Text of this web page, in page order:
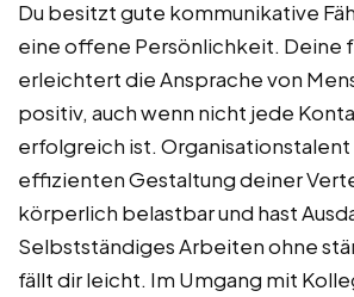
Du besitzt gute kommunikative
eine offene Persönlichkeit. Deine
erleichtert die Ansprache von
positiv, auch wenn nicht jede
erfolgreich ist.
effizienten Gestaltung deiner
körperlich belastbar und hast
Selbstständiges Arbeiten ohne
fällt dir leicht. Im Umgang mit